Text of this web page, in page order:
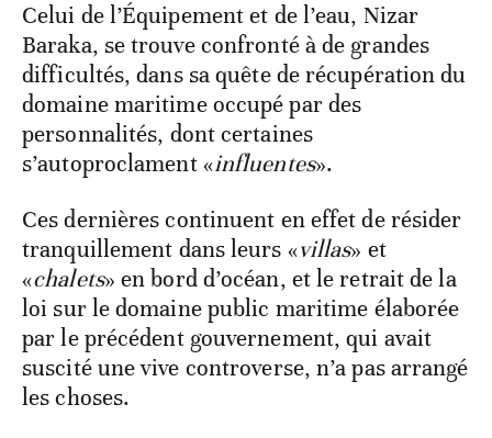
Celui de l’Équipement et de l’eau, Nizar
Baraka, se trouve confronté à de grandes
difficultés, dans sa quête de récupération du
domaine maritime occupé par des
personnalités, dont certaines
s’autoproclament «influentes».
Ces dernières continuent en effet de résider
tranquillement dans leurs «villas» et
«chalets» en bord d’océan, et le retrait de la
loi sur le domaine public maritime élaborée
par le précédent gouvernement, qui avait
suscité une vive controverse, n’a pas arrangé
les choses.